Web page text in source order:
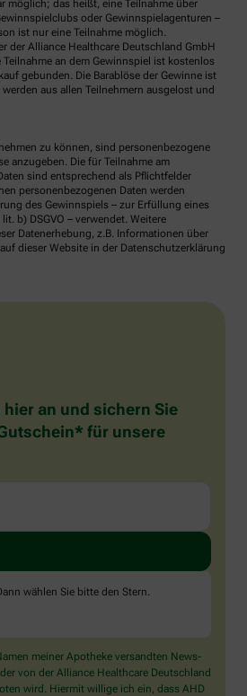
möglich; das heißt, eine Teilnahme über
oder Gewinnspielagenturen –
ist nur eine Teilnahme möglich.
der Alliance Healthcare Deutschland GmbH
an dem Gewinnspiel ist kostenlos
gebunden. Die Barablöse der Gewinne ist
aus allen Teilnehmern ausgelost und
zu können, sind personenbezogene
anzugeben. Die für Teilnahme am
sind entsprechend als Pflichtfelder
personenbezogenen Daten werden
des Gewinnspiels – zur Erfüllung eines
b) DSGVO – verwendet. Weitere
Datenerhebung, z.B. Informationen über
dieser Website in der Datenschutzerklärung
an und sichern Sie
für unsere
wählen Sie bitte den Stern
meiner Apotheke versandten News-
von der Alliance Healthcare Deutschland
wird. Hiermit willige ich ein, dass AHD